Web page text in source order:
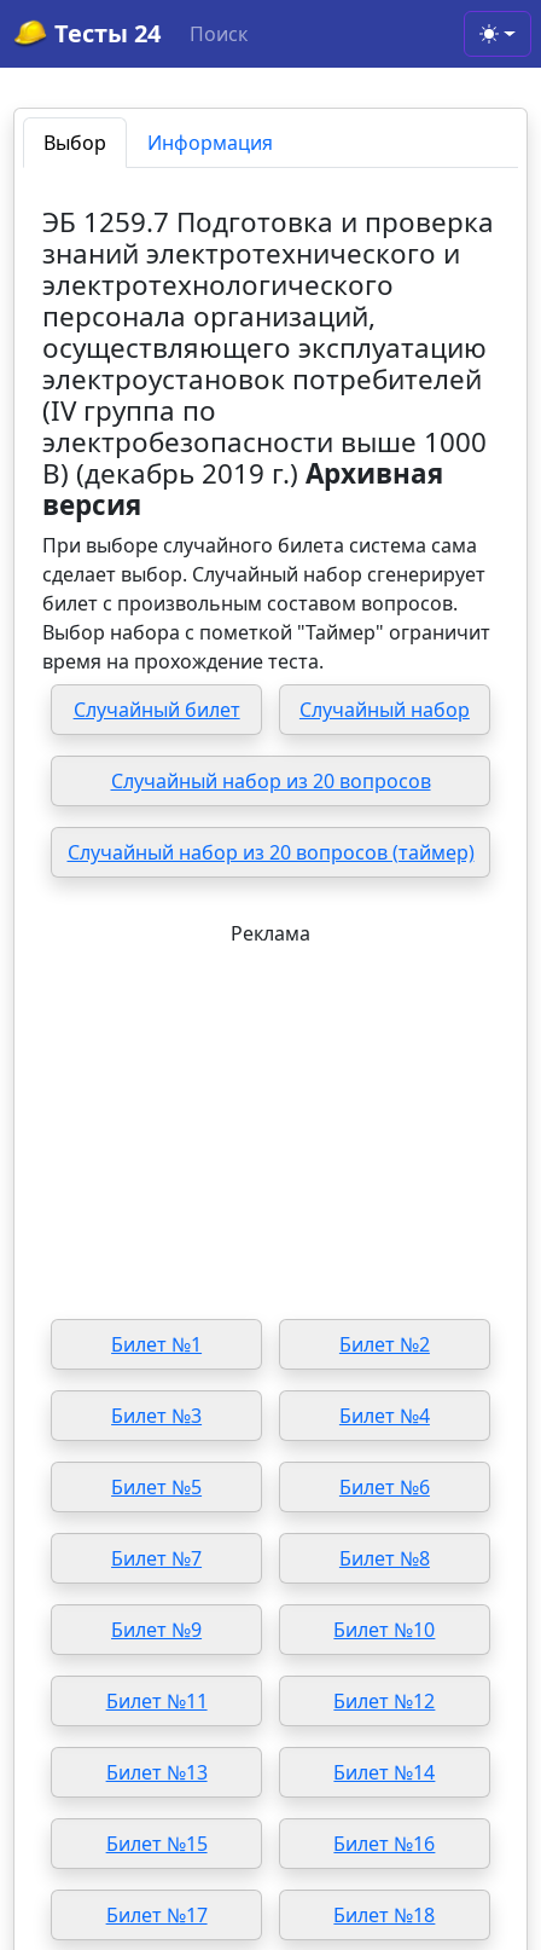
Тесты 24 Поиск
Выбор Информация
ЭБ 1259.7 Подготовка и проверка
знаний электротехнического и
электротехнологического
персонала организаций,
осуществляющего эксплуатацию
электроустановок потребителей
(IV группа по
электробезопасности выше 1000
В) (декабрь 2019 г.)Архивная
версия
При выборе случайного билета система сама
сделает выбор. Случайный набор сгенерирует
билет с произвольным составом вопросов.
Выбор набора с пометкой "Таймер" ограничит
время на прохождение теста.
Случайный билет
Случайный набор
Случайный набор из 20 вопросов
Случайный набор из 20 вопросов (таймер)
Реклама
Билет №1 Билет №2
Билет №3 Билет №4
Билет №5 Билет №6
Билет №7 Билет №8
Билет №9 Билет №10
Билет №11 Билет №12
Билет №13 Билет №14
Билет №15 Билет №16
Билет №17 Билет №18